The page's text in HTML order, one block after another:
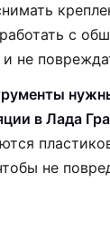
с
и не
в Лада
не